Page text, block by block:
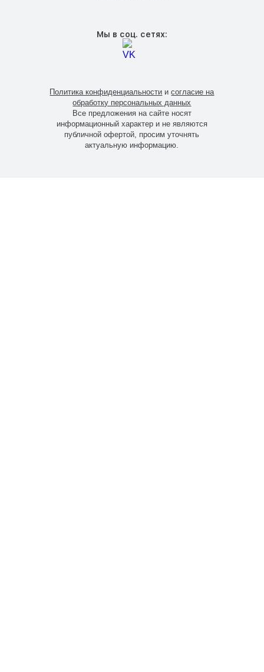
Мы в соц. сетях:
Все предложения на сайте носят
информационный характер и не являются
публичной офертой, просим уточнять
актуальную информацию.
Политика конфиденциальности исогласие на
обработку персональных данных